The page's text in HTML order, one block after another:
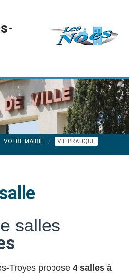
VOTRE MAIRIE
VIE PRATIQUE
salle
salles
Troyes propose 4 salles à